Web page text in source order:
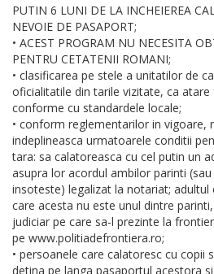
PUTIN 6 LUNI DE LA INCHEIEREA
NEVOIE DE PASAPORT;
• ACEST PROGRAM NU NECESITA
PENTRU CETATENII ROMANI;
• clasificarea pe stele a unitatilor de
oficialitatile din tarile vizitate, ca
conforme cu standardele locale;
• conform reglementarilor in vigoare,
indeplineasca urmatoarele conditii
tara: sa calatoreasca cu cel putin un
asupra lor acordul ambilor parinti
insoteste) legalizat la notariat; adultul
care acesta nu este unul dintre
judiciar pe care sa-l prezinte la
pe www.politiadefrontiera.ro;
• persoanele care calatoresc cu copii
detina pe langa pasaportul acestora